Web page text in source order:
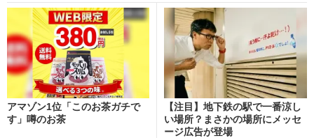
アマゾン1位「このお茶ガチで
す」噂のお茶
【注目】地下鉄の駅で一番涼し
い場所？まさかの場所にメッセ
ージ広告が登場